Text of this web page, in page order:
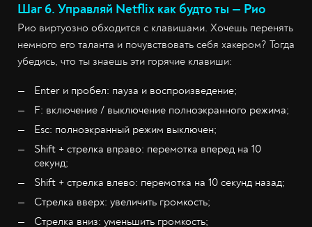
Шаг 6. Управляй Netflix как будто ты — Рио
Рио виртуозно обходится с клавишами. Хочешь перенять
немного его таланта и почувствовать себя хакером? Тогда
убедись, что ты знаешь эти горячие клавиши:
Enter и пробел: пауза и воспроизведение;
F: включение / выключение полноэкранного режима;
Esc: полноэкранный режим выключен;
Shift + стрелка вправо: перемотка вперед на 10
секунд;
Shift + стрелка влево: перемотка на 10 секунд назад;
Стрелка вверх: увеличить громкость;
Стрелка вниз: уменьшить громкость;